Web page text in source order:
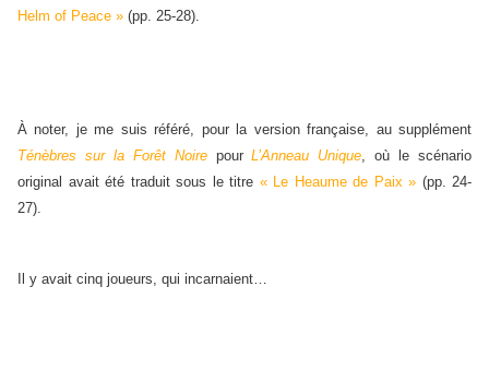
Helm of Peace » (pp. 25-28).
À noter, je me suis référé, pour la version française, au supplément
Ténèbres sur la Forêt Noire pourL’Anneau Unique, où le scénario
original avait été traduit sous le titre « Le Heaume de Paix » (pp. 24-
27).
Il y avait cinq joueurs, qui incarnaient…